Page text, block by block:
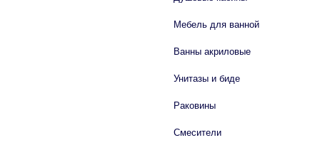
Мебель для ванной
Ванны акриловые
Унитазы и биде
Раковины
Смесители